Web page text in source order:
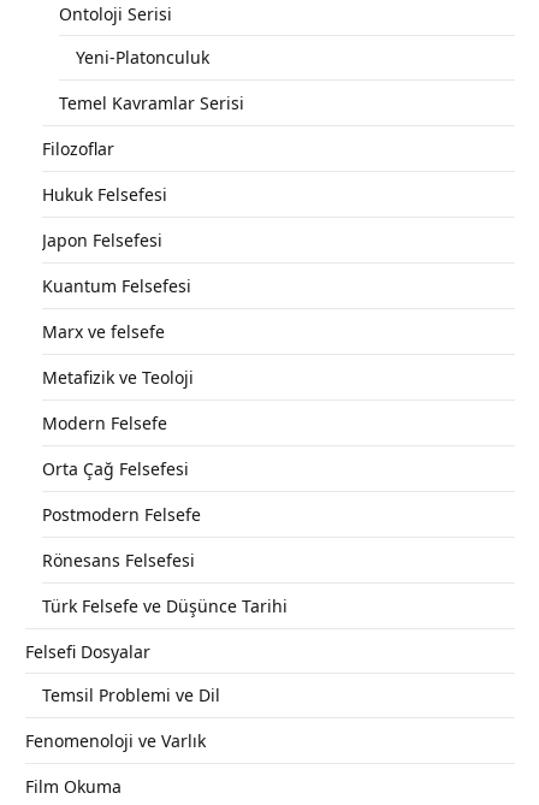
Ontoloji Serisi
Yeni-Platonculuk
Temel Kavramlar Serisi
Filozoflar
Hukuk Felsefesi
Japon Felsefesi
Kuantum Felsefesi
Marx ve felsefe
Metafizik ve Teoloji
Modern Felsefe
Orta Çağ Felsefesi
Postmodern Felsefe
Rönesans Felsefesi
Türk Felsefe ve Düşünce Tarihi
Felsefi Dosyalar
Temsil Problemi ve Dil
Fenomenoloji ve Varlık
Film Okuma